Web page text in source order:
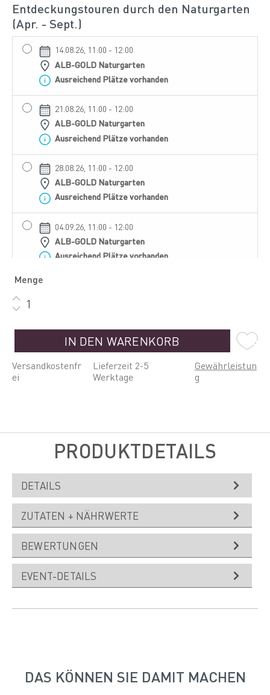
Entdeckungstouren durch den Naturgarten
(Apr. - Sept.)
14.08.26, 11:00 - 12:00
ALB-GOLD Naturgarten
Ausreichend Plätze vorhanden
21.08.26, 11:00 - 12:00
ALB-GOLD Naturgarten
Ausreichend Plätze vorhanden
28.08.26, 11:00 - 12:00
ALB-GOLD Naturgarten
Ausreichend Plätze vorhanden
04.09.26, 11:00 - 12:00
ALB-GOLD Naturgarten
Ausreichend Plätze vorhanden
18.09.26, 11:00 - 12:00
Ausreichend Plätze vorhanden
Ausreichend Plätze vorhanden
Menge
IN DEN WARENKORB
Versandkostenfr
ei
Lieferzeit 2-5
Werktage
Gewährleistun
g
PRODUKTDETAILS
DETAILS
ZUTATEN + NÄHRWERTE
BEWERTUNGEN
EVENT-DETAILS
DAS KÖNNEN SIE DAMIT MACHEN